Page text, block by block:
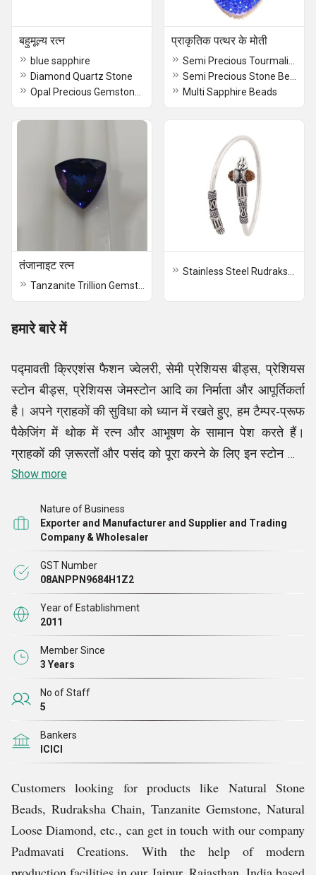
बहुमूल्य रत्न
blue sapphire
Diamond Quartz Stone
प्राकृतिक पत्थर के मोती
Multi Sapphire Beads
तंजानाइट रत्न
हमारे बारे में
पद्मावती क्रिएशंस फैशन ज्वेलरी, सेमी प्रेशियस बीड्स, प्रेशियस
स्टोन बीड्स, प्रेशियस जेमस्टोन आदि का निर्माता और आपूर्तिकर्ता
है। अपने ग्राहकों की सुविधा को ध्यान में रखते हुए, हम टैम्पर-प्रूफ
पैकेजिंग में थोक में रत्न और आभूषण के सामान पेश करते हैं।
ग्राहकों की ज़रूरतों और पसंद को पूरा करने के लिए इन स्टोन और
ज्वेलरी पीस को बदला जा सकता है। ये शानदार पैटर्न वाले,
के मौजूदा रुझानों के अनुरूप तैयार किया गया है, उनकी आकर्षक
उपस्थिति के लिए अत्यधिक मूल्यवान हैं। हम अपने सामान को दुनिया
के हर देश में भेजते हैं
Show more
Nature of Business
Exporter and Manufacturer and Supplier and Trading
Company & Wholesaler
GST Number
08ANPPN9684H1Z2
Year of Establishment
2011
Member Since
3 Years
No of Staff
5
Bankers
ICICI
Customers looking for products like Natural Stone
Beads, Rudraksha Chain, Tanzanite Gemstone, Natural
Loose Diamond, etc., can get in touch with our company
Padmavati Creations. With the help of modern